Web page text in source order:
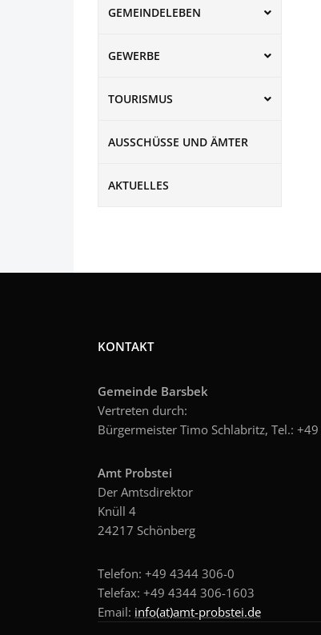
GEMEINDELEBEN
GEWERBE
TOURISMUS
AUSSCHÜSSE UND ÄMTER
AKTUELLES
KONTAKT
Gemeinde Barsbek
Vertreten durch:
Bürgermeister Timo Schlabritz, Tel.: +49
Amt Probstei
Der Amtsdirektor
Knüll 4
24217 Schönberg
Telefon: +49 4344 306-0
Telefax: +49 4344 306-1603
Email: info(at)amt-probstei.de